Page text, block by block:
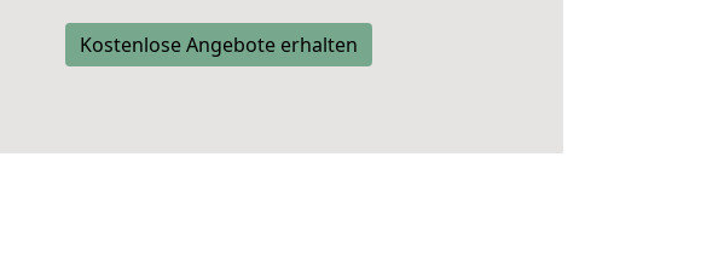
Kostenlose Angebote erhalten